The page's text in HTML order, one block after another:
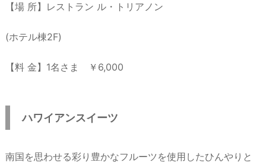
【場 所】レストラン ル・トリアノン
(ホテル棟2F)
【料 金】1名さま ￥6,000
ハワイアンスイーツ
南国を思わせる彩り豊かなフルーツを使用したひんやりと